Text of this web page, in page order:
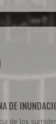
DE
de los